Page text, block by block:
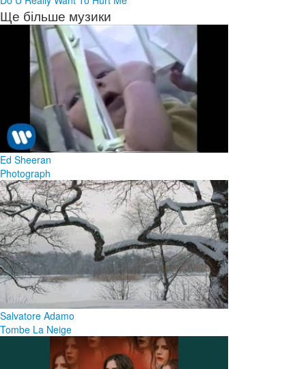
Ще більше музики
Ed Sheeran
Photograph
Salvatore Adamo
Tombe La Neige